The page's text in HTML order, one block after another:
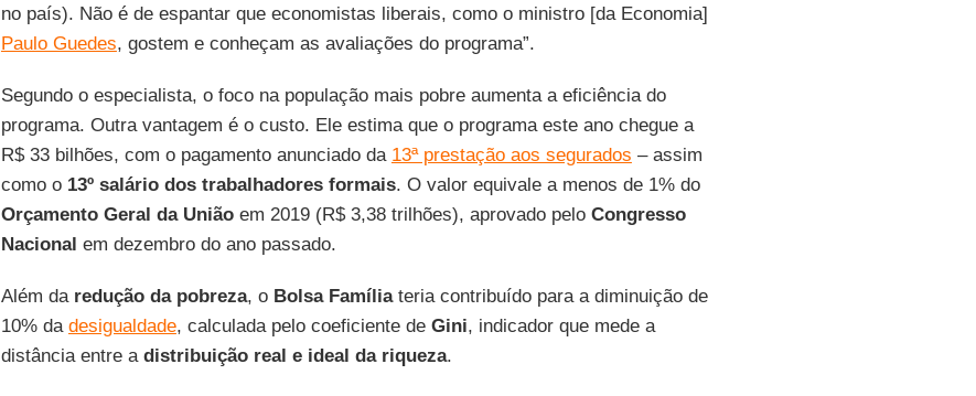
no país). Não é de espantar que economistas liberais, como o ministro [da Economia]
Paulo Guedes, gostem e conheçam as avaliações do programa”.
Segundo o especialista, o foco na população mais pobre aumenta a eficiência do
programa. Outra vantagem é o custo. Ele estima que o programa este ano chegue a
R$ 33 bilhões, com o pagamento anunciado da 13ª prestação aos segurados – assim
como o 13º salário dos trabalhadores formais. O valor equivale a menos de 1% do
Orçamento Geral da Uniãoem 2019 (R$ 3,38 trilhões), aprovado pelo Congresso
Nacional em dezembro do ano passado.
Além da redução da pobreza, o Bolsa Famíliateria contribuído para a diminuição de
10% da desigualdade, calculada pelo coeficiente de Gini, indicador que mede a
distância entre a distribuição real e ideal da riqueza.